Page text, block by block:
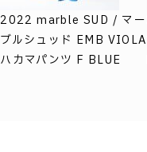
2022 marble SUD / マー
ブルシュッド EMB VIOLA
ハカマパンツ F BLUE